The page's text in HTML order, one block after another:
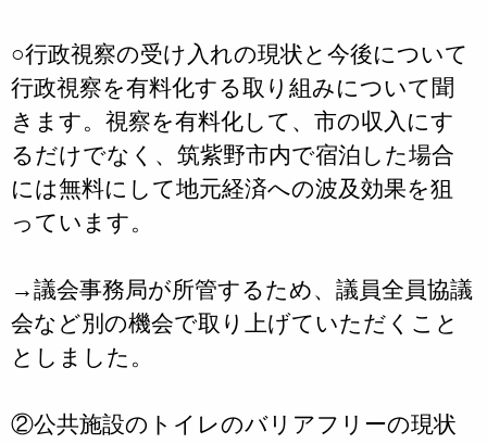
○行政視察の受け入れの現状と今後について
行政視察を有料化する取り組みについて聞
きます。視察を有料化して、市の収入にす
るだけでなく、筑紫野市内で宿泊した場合
には無料にして地元経済への波及効果を狙
っています。
→議会事務局が所管するため、議員全員協議
会など別の機会で取り上げていただくこと
としました。
②公共施設のトイレのバリアフリーの現状